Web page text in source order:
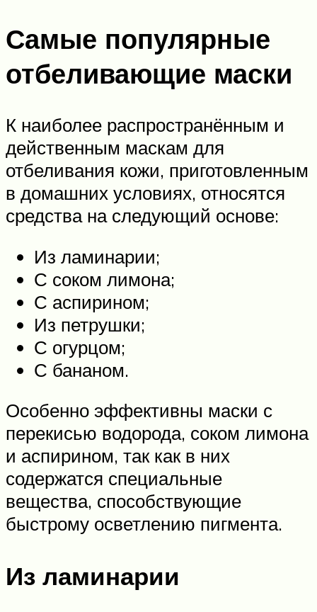
Самые популярные
отбеливающие маски
К наиболее распространённым и
действенным маскам для
отбеливания кожи, приготовленным
в домашних условиях, относятся
средства на следующий основе:
Из ламинарии;
С соком лимона;
С аспирином;
Из петрушки;
С огурцом;
С бананом.
Особенно эффективны маски с
перекисью водорода, соком лимона
и аспирином, так как в них
содержатся специальные
вещества, способствующие
быстрому осветлению пигмента.
Из ламинарии